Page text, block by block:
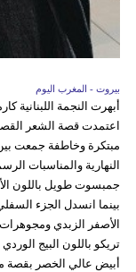
بيروت - المغرب اليوم
أبهرت النجمة
اعتمدت قصة الشعر
مبتكرة وخاطفة جمعت بين
النهارية والمناسبات
جمبسوت طويل باللون
بينما انسدل الجزء
الأصفر الزبدي
تريكو باللون البيج
أبيض عالي الخصر بقصة